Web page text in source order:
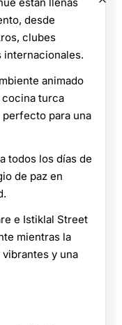
están llenas
desde
clubes
internacionales.
animado
turca
para una
todos los días de
de paz en
e Istiklal Street
mientras la
y una